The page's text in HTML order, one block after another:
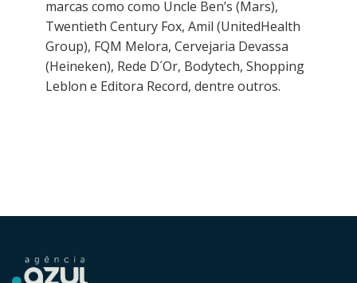
marcas como como Uncle Ben’s (Mars),
Twentieth Century Fox, Amil (UnitedHealth
Group), FQM Melora, Cervejaria Devassa
(Heineken), Rede D´Or, Bodytech, Shopping
Leblon e Editora Record, dentre outros.